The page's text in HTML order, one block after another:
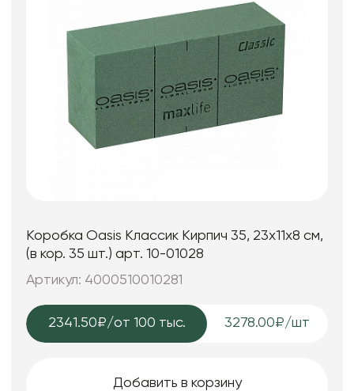
Коробка Oasis Классик Кирпич 35, 23x11x8 см,
(в кор. 35 шт.) арт. 10-01028
Артикул: 4000510010281
2341.50₽/от 100 тыс. 3278.00₽/шт
Добавить в корзину